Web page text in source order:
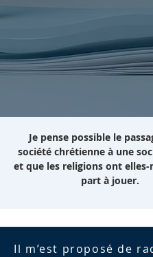
Je pense possible le
société chrétienne à une
et que les religions ont
part à jouer.
Il m’est proposé de